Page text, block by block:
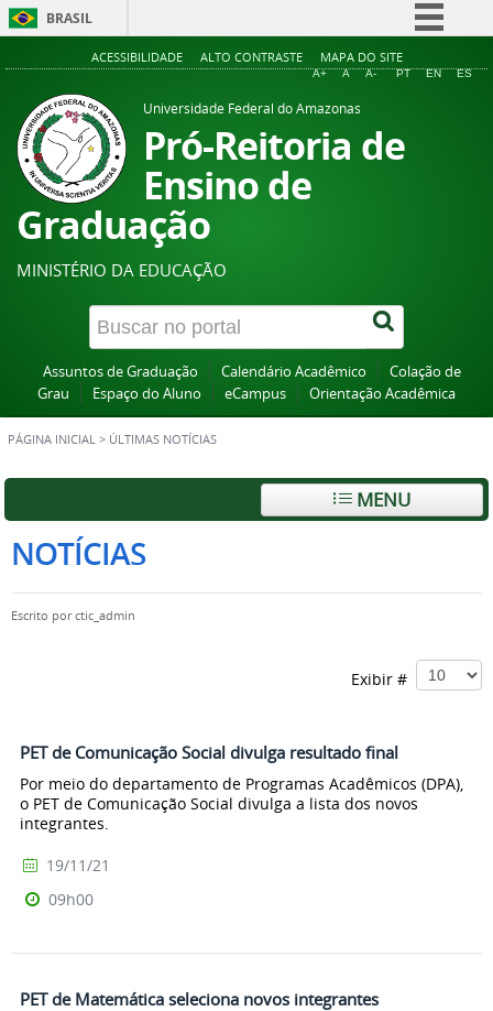
BRASIL
Simplifique!
Acesso à informação
ACESSIBILIDADE ALTO CONTRASTE MAPA DO SITE
A+ A A- PT EN ES
Universidade Federal do Amazonas
Pró-Reitoria de
Ensino de
Graduação
MINISTÉRIO DA EDUCAÇÃO
Assuntos de Graduação Calendário Acadêmico
Colação de
Grau
Espaço do Aluno eCampus Orientação Acadêmica
PÁGINA INICIAL > ÚLTIMAS NOTÍCIAS
MENU
NOTÍCIAS
Escrito porctic_admin
Exibir #
PET de Comunicação Social divulga resultado final
Por meio do departamento de Programas Acadêmicos (DPA),
o PET de Comunicação Social divulga a lista dos novos
integrantes.
19/11/21
09h00
PET de Matemática seleciona novos integrantes